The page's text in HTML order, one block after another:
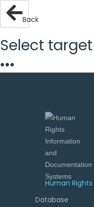
Human
Back
Select
●●●
Database